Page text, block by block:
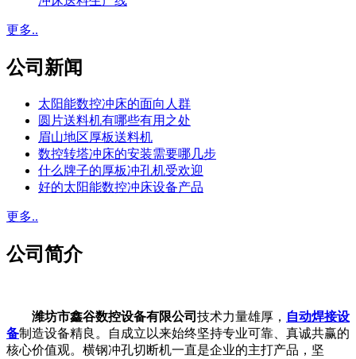
更多..
公司新闻
太阳能数控冲床的面向人群
圆片送料机有哪些有用之处
眉山地区厚板送料机
数控转塔冲床的安装需要哪几步
什么牌子的厚板冲孔机受欢迎
好的太阳能数控冲床设备产品
更多..
公司简介
潍坊市鑫谷数控设备有限公司 技术力量雄厚， 自动焊接设
备制造设备精良。自成立以来始终坚持专业可靠、真诚共赢的
核心价值观。横钢冲孔切断机一直是企业的主打产品，坚